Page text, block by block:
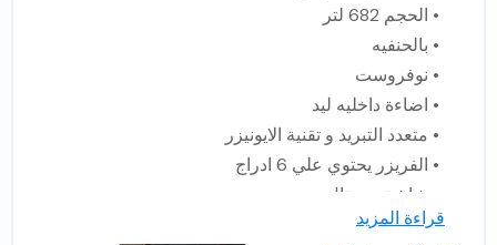
• الحجم 682 لتر
• بالحنفيه
• نوفروست
• اضاءة داخليه ليد
• متعدد التبريد و تقنية الايونيزر
• الفريزر يحتوي علي 6 ادراج
• شاشة ديجيتال
• تحكم بدرجة الرطوبة
قراءة المزيد